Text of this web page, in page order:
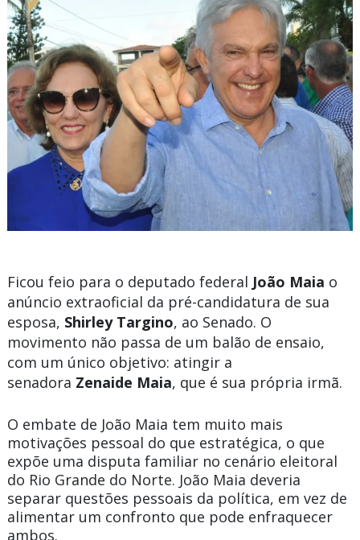
Ficou feio para o deputado federal João Maia o
anúncio extraoficial da pré-candidatura de sua
esposa, Shirley Targino, ao Senado. O
movimento não passa de um balão de ensaio,
com um único objetivo: atingir a
senadora Zenaide Maia, que é sua própria irmã.
O embate de João Maia tem muito mais
motivações pessoal do que estratégica, o que
expõe uma disputa familiar no cenário eleitoral
do Rio Grande do Norte. João Maia deveria
separar questões pessoais da política, em vez de
alimentar um confronto que pode enfraquecer
ambos.